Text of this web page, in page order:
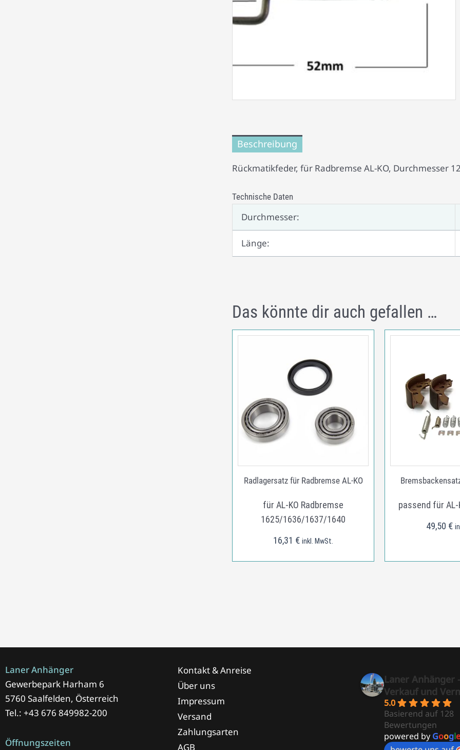
Beschreibung
Rückmatikfeder, für Radbremse AL-KO, Durchmesser
Technische Daten
Durchmesser:
Länge:
Das könnte dir auch gefallen …
Radlagersatz für Radbremse AL-KO
für AL-KO Radbremse
1625/1636/1637/1640
16,31 € inkl. MwSt.
passend für AL-
49,50 €
Laner Anhänger
Gewerbepark Harham 6
5760 Saalfelden, Österreich
Tel.: +43 676 849982-200
Öffnungszeiten
Kontakt & Anreise
Über uns
Impressum
Versand
Zahlungsarten
AGB
Laner Anhänger
Verkauf und
5.0
Basierend auf 128
Bewertungen
powered by Google